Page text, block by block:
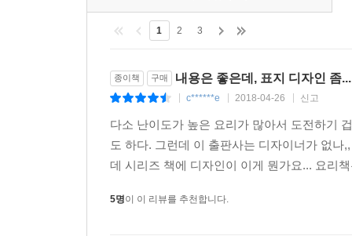
1 2 3
종이책 구매 내용은 좋은데, 표지 디자인 좀...
c******e 2018-04-26 신고
다소 난이도가 높은 요리가 많아서 도전하기
도 하다. 그런데 이 출판사는 디자이너가 없
데 시리즈 책에 디자인이 이게 뭔가요... 요리
5명이 이 리뷰를 추천합니다.